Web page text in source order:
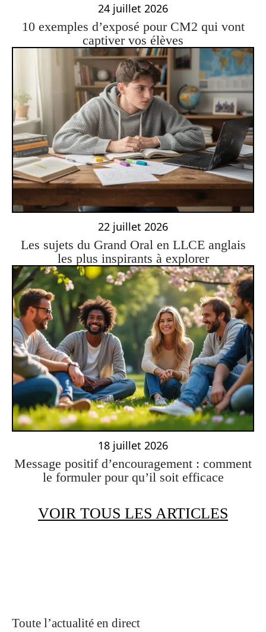
24 juillet 2026
10 exemples d’exposé pour CM2 qui vont
captiver vos élèves
22 juillet 2026
Les sujets du Grand Oral en LLCE anglais
les plus inspirants à explorer
18 juillet 2026
Message positif d’encouragement : comment
le formuler pour qu’il soit efficace
VOIR TOUS LES ARTICLES
Toute l’actualité en direct